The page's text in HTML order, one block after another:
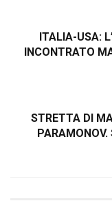
ITALIA-USA:
INCONTRATO
STRETTA DI
PARAMONOV.